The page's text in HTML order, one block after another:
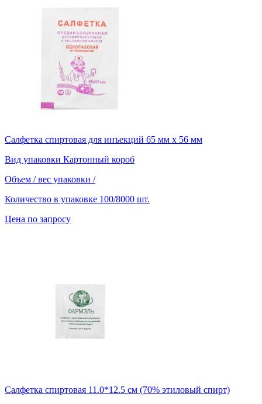
Салфетка спиртовая для инъекций 65 мм х 56 мм
Вид упаковки Картонный короб
Объем / вес упаковки /
Количество в упаковке 100/8000 шт.
Цена по запросу
Салфетка спиртовая 11.0*12.5 см (70% этиловый спирт)